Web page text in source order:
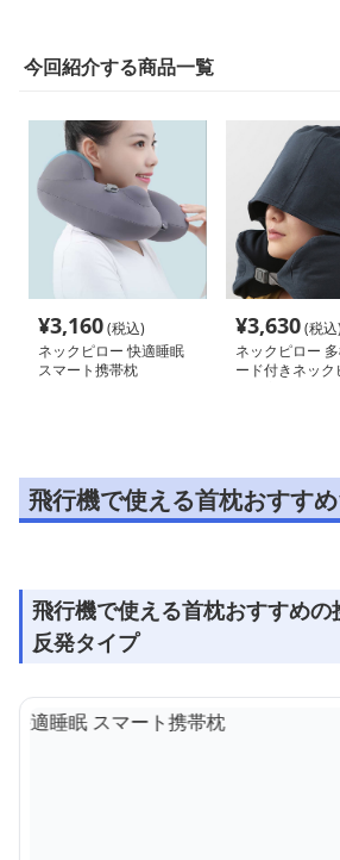
今回紹介する商品一覧
¥3,160(税込)
ネックピロー 快適睡眠
スマート携帯枕
¥3,630(税込)
ネックピロー
ード付きネック
飛行機で使える首枕おすす
飛行機で使える首枕おすすめ
反発タイプ